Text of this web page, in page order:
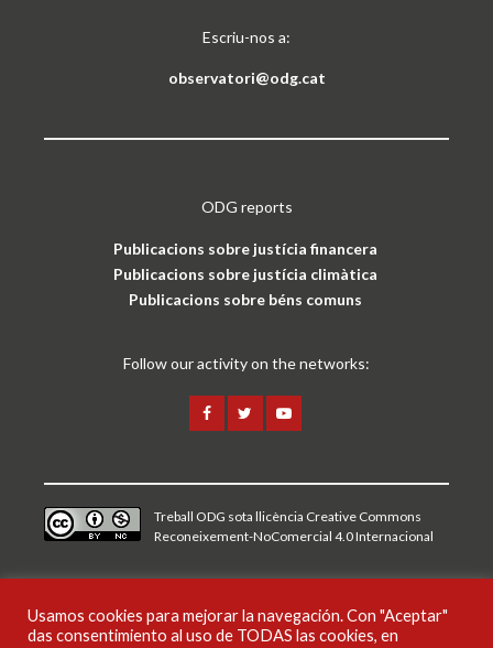
Escriu-nos a:
observatori@odg.cat
ODG reports
Publicacions sobre justícia financera
Publicacions sobre justícia climàtica
Publicacions sobre béns comuns
Follow our activity on the networks:
Treball ODG sota llicència Creative Commons
Reconeixement-NoComercial 4.0 Internacional
Avís legal i política de privacitat
Usamos cookies para mejorar la navegación. Con "Aceptar"
das consentimiento al uso de TODAS las cookies, en
CAT ENG